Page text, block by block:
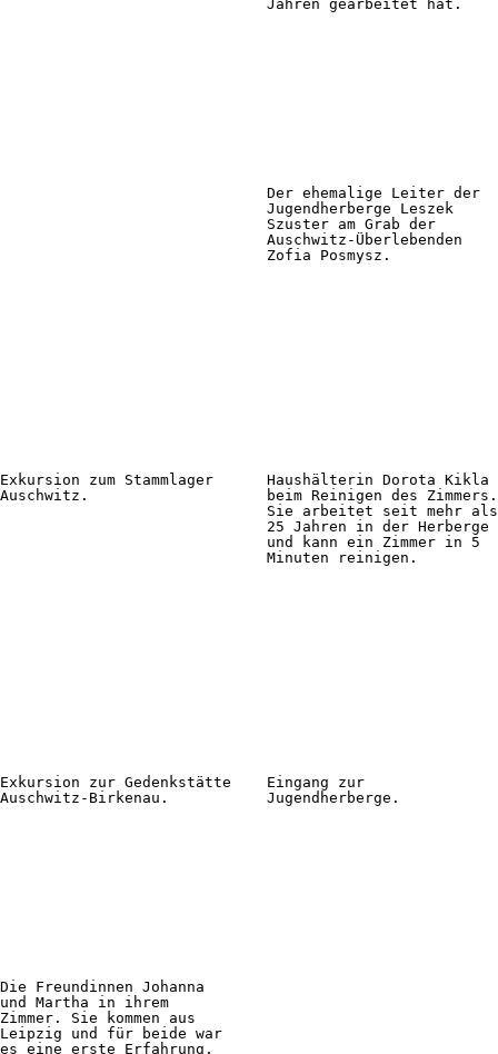
Jahren gearbeitet hat.
Der ehemalige Leiter der
Jugendherberge Leszek
Szuster am Grab der
Auschwitz-Überlebenden
Zofia Posmysz.
Exkursion zum Stammlager
Auschwitz.
Haushälterin Dorota Kikla
beim Reinigen des Zimmers.
Sie arbeitet seit mehr als
25 Jahren in der Herberge
und kann ein Zimmer in 5
Minuten reinigen.
Exkursion zur Gedenkstätte
Auschwitz-Birkenau.
Die Freundinnen Johanna
und Martha in ihrem
Zimmer. Sie kommen aus
Leipzig und für beide war
es eine erste Erfahrung,
Eingang zur
Jugendherberge.